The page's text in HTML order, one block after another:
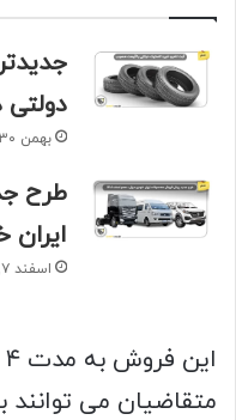
دولتی
بهمن ۳۰, ۱۴۰۱
طرح
ایران
اسفند ۷, ۱۴۰۱
متقاضیان می